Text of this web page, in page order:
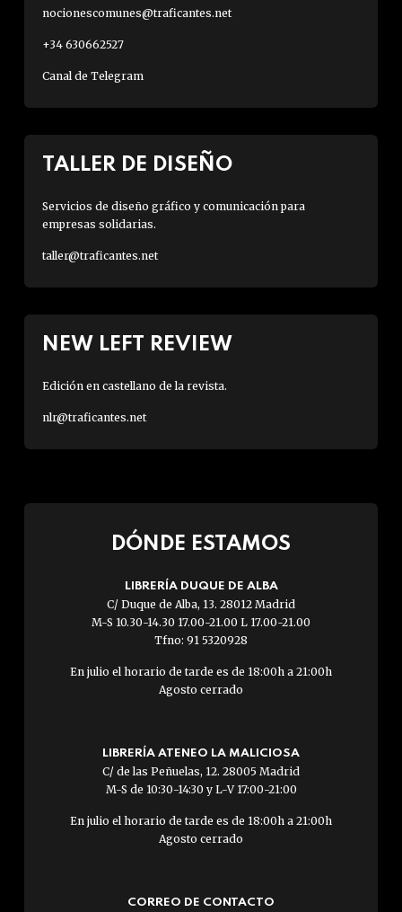
nocionescomunes@traficantes.net
+34 630662527
Canal de Telegram
TALLER DE DISEÑO
Servicios de diseño gráfico y comunicación para
empresas solidarias.
taller@traficantes.net
NEW LEFT REVIEW
Edición en castellano de la revista.
nlr@traficantes.net
DÓNDE ESTAMOS
LIBRERÍA DUQUE DE ALBA
C/ Duque de Alba, 13. 28012 Madrid
M-S 10.30-14.30 17.00-21.00 L 17.00-21.00
Tfno: 91 5320928
En julio el horario de tarde es de 18:00h a 21:00h
Agosto cerrado
LIBRERÍA ATENEO LA MALICIOSA
C/ de las Peñuelas, 12. 28005 Madrid
M-S de 10:30-14:30 y L-V 17:00-21:00
En julio el horario de tarde es de 18:00h a 21:00h
Agosto cerrado
CORREO DE CONTACTO